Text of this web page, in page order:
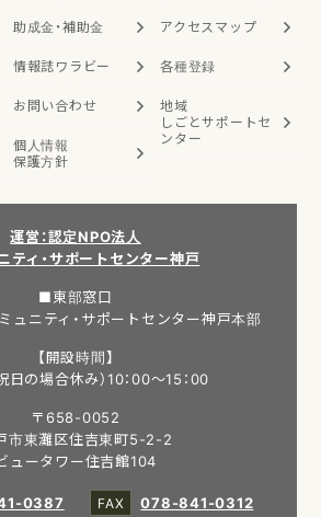
助成金・補助金
情報誌ワラビー
お問い合わせ
個人情報
保護方針
アクセスマップ
各種登録
地域
しごとサポートセ
ンター
運営：認定NPO法人
ティ・サポートセンター神戸
■東部窓口
ュニティ・サポートセンター神戸本部
【開設時間】
日の場合休み）10：00～15：00
〒658-0052
市東灘区住吉東町5-2-2
ュータワー住吉館104
0387
078-841-0312